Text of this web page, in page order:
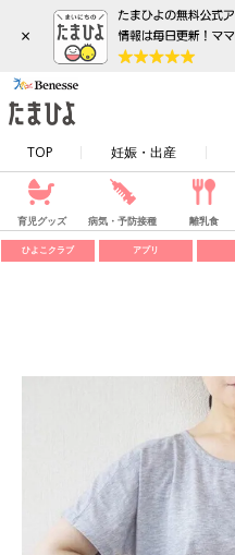
×
TOP 妊娠・出産
育児グッズ 病気・予防接種 離乳食
ひよこクラブ アプリ